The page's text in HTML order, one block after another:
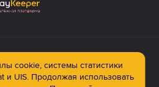
Использование
запрещено!
cookie, системы статистики
и UIS. Продолжая использовать